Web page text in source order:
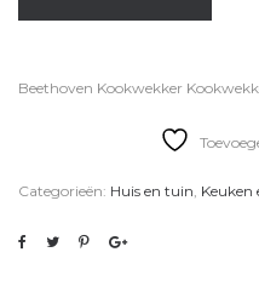
Beethoven Kookwekker
Categorieën: Huis en tuin, Keuken